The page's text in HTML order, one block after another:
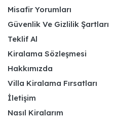
Misafir Yorumları
Güvenlik Ve Gizlilik Şartları
Teklif Al
Kiralama Sözleşmesi
Hakkımızda
Villa Kiralama Fırsatları
İletişim
Nasıl Kiralarım